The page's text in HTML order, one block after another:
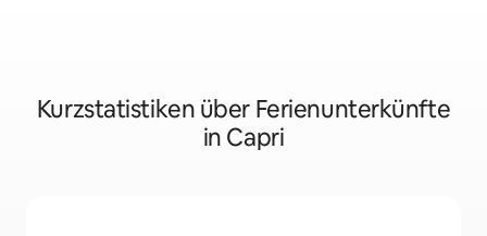
Kurzstatistiken über Ferienunterkünfte
in Capri